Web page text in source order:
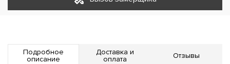
Подробное
описание
Доставка и
оплата
Отзывы